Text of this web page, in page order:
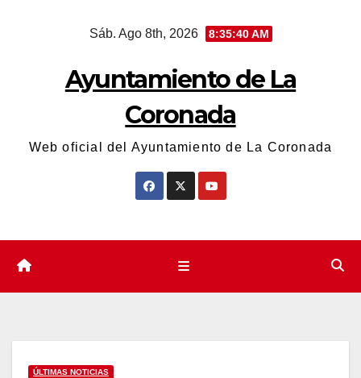
Sáb. Ago 8th, 2026 8:35:40 AM
Ayuntamiento de La
Coronada
Web oficial del Ayuntamiento de La Coronada
ÚLTIMAS NOTICIAS